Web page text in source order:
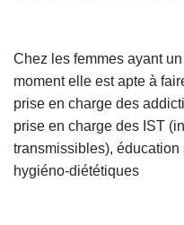
Chez les femmes ayant
moment elle est apte à
prise en charge des
prise en charge des IST
transmissibles), éducation
hygiéno-diététiques